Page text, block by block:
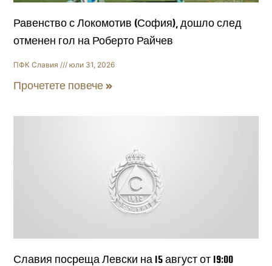
Равенство с Локомотив (София), дошло след
отменен гол на Роберто Райчев
ПФК Славия юли 31, 2026
Прочетете повече »
Славия посреща Левски на 15 август от 19:00